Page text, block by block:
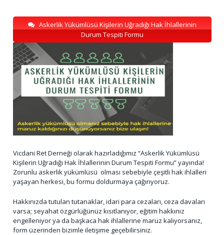
Askerlik Yükümlüsü Kişilerin Uğradığı Hak İhlallerinin
Durum Tespiti Formu
Vicdani Ret Derneği olarak hazırladığımız “Askerlik Yükümlüsü
Kişilerin Uğradığı Hak İhlallerinin Durum Tespiti Formu” yayında!
Zorunlu askerlik yükümlüsü olması sebebiyle çeşitli hak ihlalleri
yaşayan herkesi, bu formu doldurmaya çağırıyoruz.
Hakkınızda tutulan tutanaklar, idari para cezaları, ceza davaları
varsa; seyahat özgürlüğünüz kısıtlanıyor, eğitim hakkınız
engelleniyor ya da başkaca hak ihlallerine maruz kalıyorsanız,
form üzerinden bizimle iletişime geçebilirsiniz.